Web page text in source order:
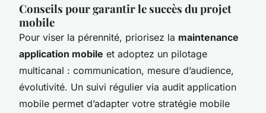
Conseils pour garantir le succès du projet
mobile
Pour viser la pérennité, priorisez la maintenance
application mobile et adoptez un pilotage
multicanal : communication, mesure d’audience,
évolutivité. Un suivi régulier via audit application
mobile permet d’adapter votre stratégie mobile